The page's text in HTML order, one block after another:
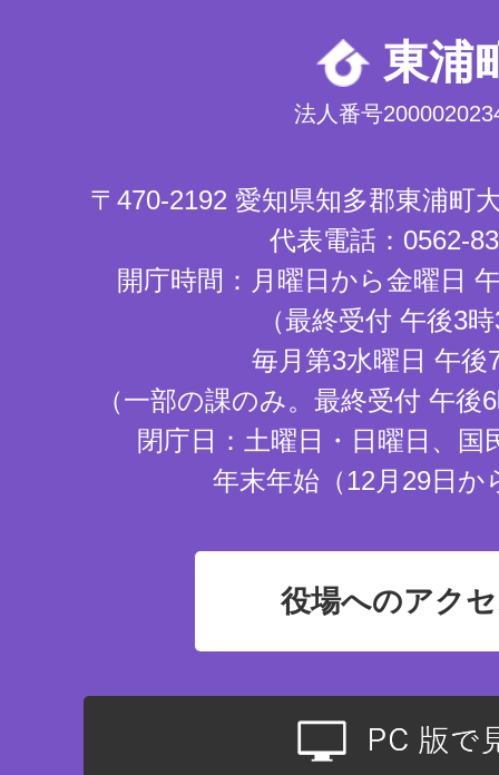
東浦
法人番号
〒470-2192 愛知県知多郡東浦町
代表電話：0562-
開庁時間：月曜日から金曜日
（最終受付 午後3
毎月第3水曜日 午後
（一部の課のみ。最終受付 午
閉庁日：土曜日・日曜日、国
年末年始（12月29日か
役場へのアク